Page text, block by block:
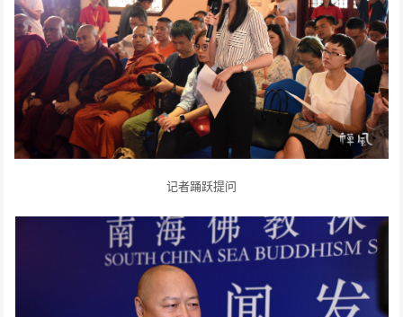
记者踊跃提问